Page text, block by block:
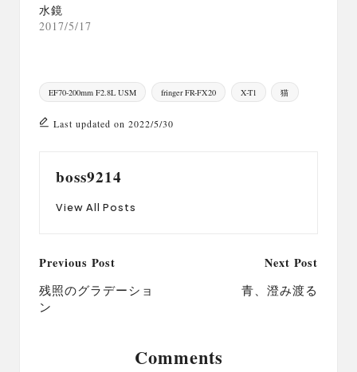
水鏡
2017/5/17
Tags:
EF70-200mm F2.8L USM fringer FR-FX20 X-T1 猫
Last updated on 2022/5/30
boss9214
View All Posts
Post
navigation
Previous Post
残照のグラデーショ
ン
Next Post
青、澄み渡る
Comments